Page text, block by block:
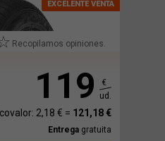
Recopilamos opiniones.
119
€
ud.
2,18 € = 121,18 €
Entrega gratuita